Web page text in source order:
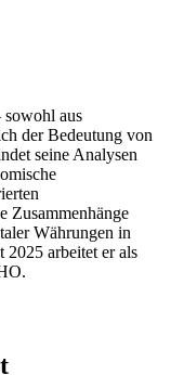
sowohl aus
der Bedeutung von
seine Analysen
Zusammenhänge
Währungen in
2025 arbeitet er als